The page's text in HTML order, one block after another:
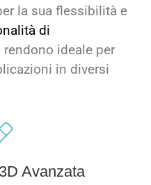
la sua flessibilità e
di
rendono ideale per
in diversi
Avanzata